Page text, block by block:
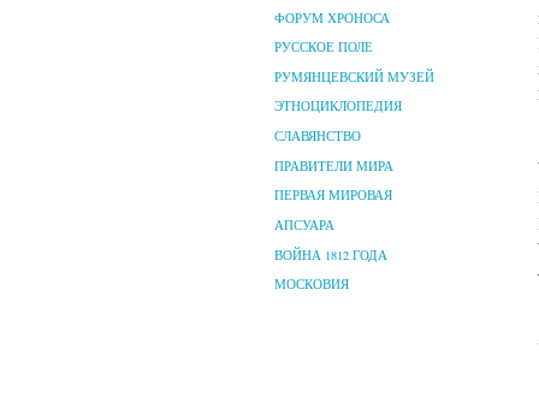
ФОРУМ ХРОНОСА
РУССКОЕ ПОЛЕ
РУМЯНЦЕВСКИЙ МУЗЕЙ
ЭТНОЦИКЛОПЕДИЯ
СЛАВЯНСТВО
ПРАВИТЕЛИ МИРА
ПЕРВАЯ МИРОВАЯ
АПСУАРА
ВОЙНА 1812 ГОДА
МОСКОВИЯ